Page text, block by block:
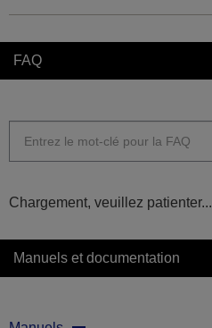
FAQ
Chargement, veuillez patienter...
Manuels et documentation